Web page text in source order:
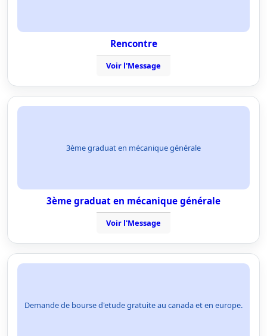
Rencontre
Voir l'Message
3ème graduat en mécanique générale
3ème graduat en mécanique générale
Voir l'Message
Demande de bourse d'etude gratuite au canada et en europe.